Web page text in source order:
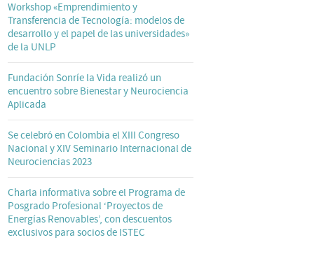
Workshop «Emprendimiento y
Transferencia de Tecnología: modelos de
desarrollo y el papel de las universidades»
de la UNLP
Fundación Sonríe la Vida realizó un
encuentro sobre Bienestar y Neurociencia
Aplicada
Se celebró en Colombia el XIII Congreso
Nacional y XIV Seminario Internacional de
Neurociencias 2023
Charla informativa sobre el Programa de
Posgrado Profesional ‘Proyectos de
Energías Renovables’, con descuentos
exclusivos para socios de ISTEC